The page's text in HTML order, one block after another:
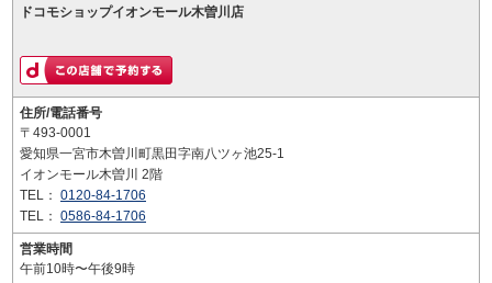
ドコモショップイオンモール木曽川店
住所/電話番号
〒493-0001
愛知県一宮市木曽川町黒田字南八ツヶ池25-1
イオンモール木曽川 2階
TEL： 0120-84-1706
TEL： 0586-84-1706
営業時間
午前10時〜午後9時